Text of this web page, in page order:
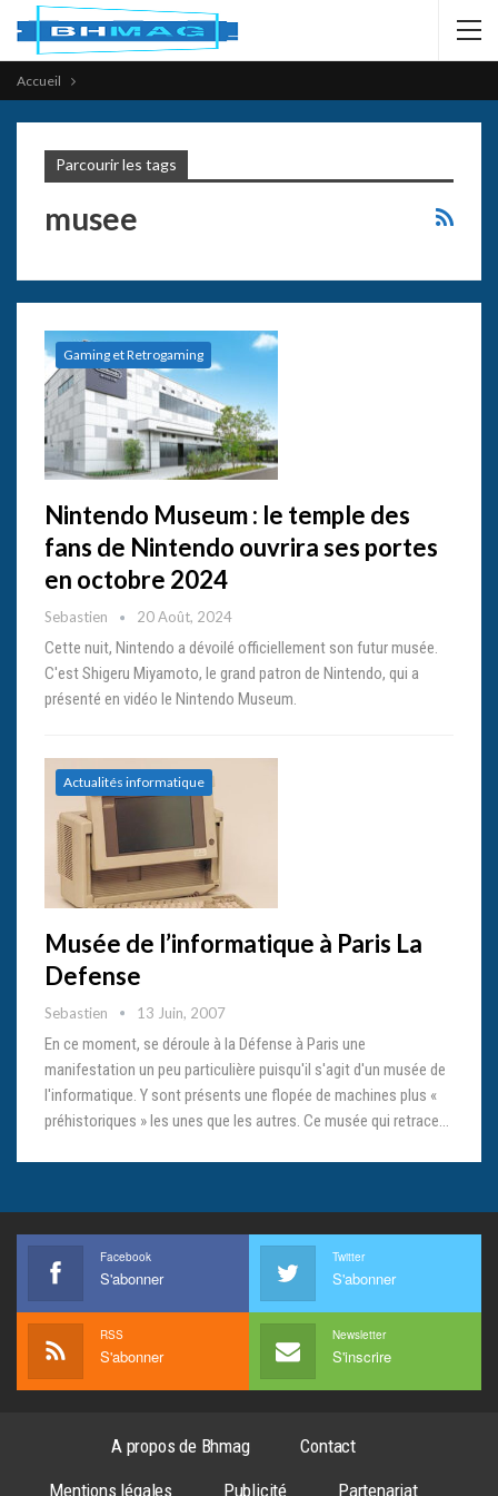
Accueil
Parcourir les tags
musee
Gaming et Retrogaming
Nintendo Museum : le temple des
fans de Nintendo ouvrira ses portes
en octobre 2024
Sebastien 20 Août, 2024
Cette nuit, Nintendo a dévoilé officiellement son futur musée.
C'est Shigeru Miyamoto, le grand patron de Nintendo, qui a
présenté en vidéo le Nintendo Museum.
Actualités informatique
Musée de l’informatique à Paris La
Defense
Sebastien 13 Juin, 2007
En ce moment, se déroule à la Défense à Paris une
manifestation un peu particulière puisqu'il s'agit d'un musée de
l'informatique. Y sont présents une flopée de machines plus «
préhistoriques » les unes que les autres. Ce musée qui retrace…
Facebook
S'abonner
Twitter
S'abonner
RSS
S'abonner
Newsletter
S'inscrire
A propos de Bhmag
Contact
Mentions légales
Publicité Partenariat